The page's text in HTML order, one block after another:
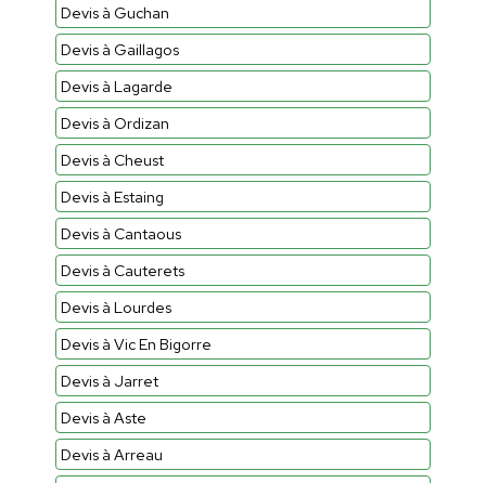
Devis à Guchan
Devis à Gaillagos
Devis à Lagarde
Devis à Ordizan
Devis à Cheust
Devis à Estaing
Devis à Cantaous
Devis à Cauterets
Devis à Lourdes
Devis à Vic En Bigorre
Devis à Jarret
Devis à Aste
Devis à Arreau